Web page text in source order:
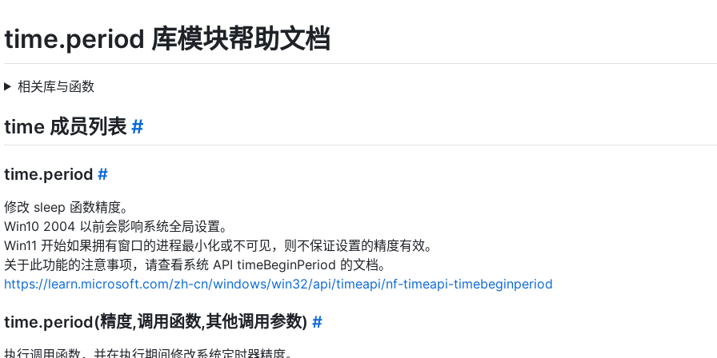
time.period 库模块帮助文档
相关库与函数
time 成员列表 #
time.period #
修改 sleep 函数精度。
Win10 2004 以前会影响系统全局设置。
Win11 开始如果拥有窗口的进程最小化或不可见，则不保证设置的精度有效。
关于此功能的注意事项，请查看系统 API timeBeginPeriod 的文档。
https://learn.microsoft.com/zh-cn/windows/win32/api/timeapi/nf-timeapi-timebeginperiod
time.period(精度,调用函数,其他调用参数) #
执行调用函数，并在执行期间修改系统定时器精度。